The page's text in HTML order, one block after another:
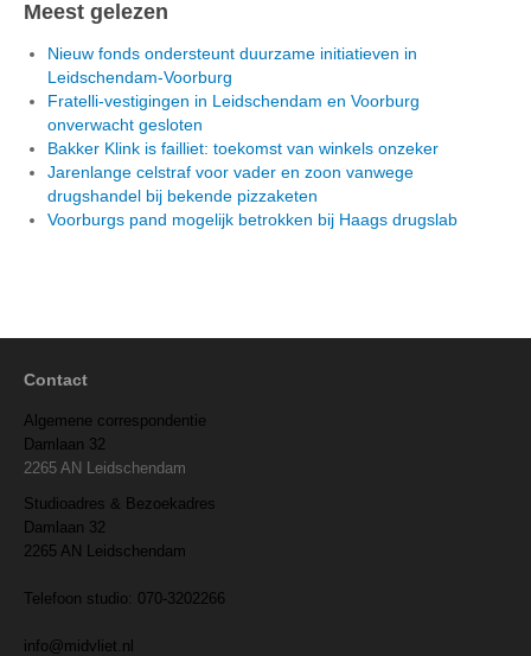
Meest gelezen
Nieuw fonds ondersteunt duurzame initiatieven in
Leidschendam-Voorburg
Fratelli-vestigingen in Leidschendam en Voorburg
onverwacht gesloten
Bakker Klink is failliet: toekomst van winkels onzeker
Jarenlange celstraf voor vader en zoon vanwege
drugshandel bij bekende pizzaketen
Voorburgs pand mogelijk betrokken bij Haags drugslab
Contact
Algemene correspondentie
Damlaan 32
2265 AN Leidschendam
Studioadres & Bezoekadres
Damlaan 32
2265 AN Leidschendam
Telefoon studio: 070-3202266
info@midvliet.nl